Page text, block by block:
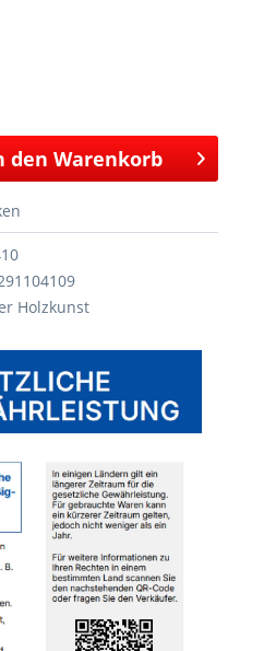
den Warenkorb
Holzkunst